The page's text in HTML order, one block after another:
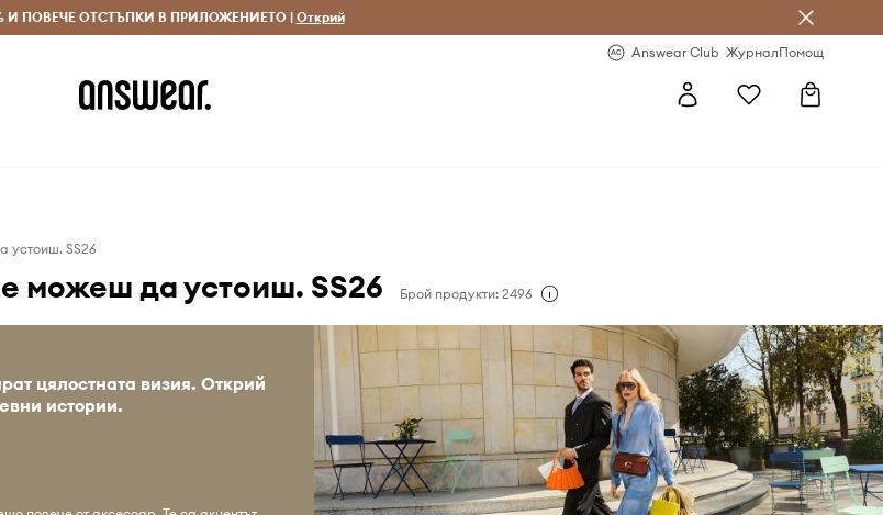
над 70 EUR Доставка 1-5 дни
% И ПОВЕЧЕ ОТСТЪПКИ В ПРИЛОЖЕНИЕТО | Открий
Answear Club ЖурналПомощ
устоиш. SS26
можеш да устоиш. SS26 Брой продукти: 2496
цялостната визия. Открий
истории.